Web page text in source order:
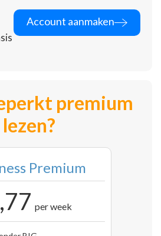
Account aanmaken
premium
lezen?
Premium
per week